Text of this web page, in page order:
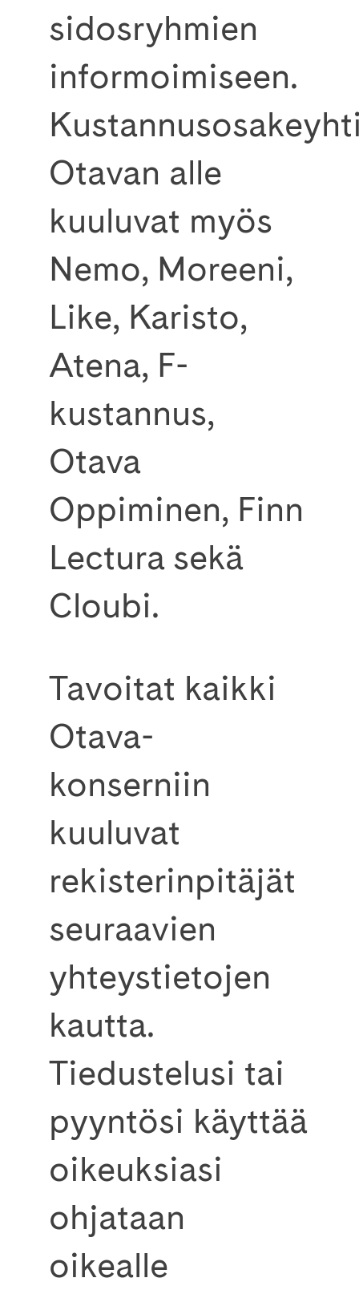
sidosryhmien
informoimiseen.
Otavan alle
kuuluvat myös
Nemo, Moreeni,
Like, Karisto,
Atena, F-
kustannus,
Otava
Oppiminen, Finn
Lectura sekä
Cloubi.
Tavoitat kaikki
Otava-
konserniin
kuuluvat
rekisterinpitäjät
seuraavien
yhteystietojen
kautta.
Tiedustelusi tai
pyyntösi käyttää
oikeuksiasi
ohjataan
oikealle